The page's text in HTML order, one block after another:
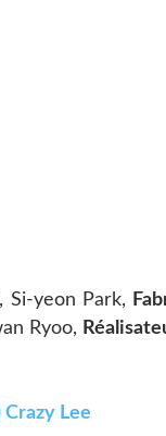
Si-yeon Park,
Ryoo,
Crazy Lee